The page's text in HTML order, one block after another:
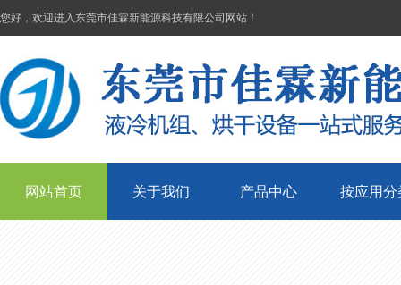
您好，欢迎进入东莞市佳霖新能源科技有限公司网站！
网站首页 关于我们 产品中心 按应用分